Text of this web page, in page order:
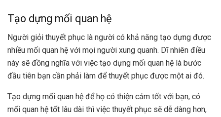
Tạo dựng mối quan hệ
Người giỏi thuyết phục là người có khả năng tạo dựng được
nhiều mối quan hệ với mọi người xung quanh. Dĩ nhiên điều
này sẽ đồng nghĩa với việc tạo dựng mối quan hệ là bước
đầu tiên bạn cần phải làm để thuyết phục được một ai đó.
Tạo dựng mối quan hệ để họ có thiện cảm tốt với bạn, có
mối quan hệ tốt lâu dài thì việc thuyết phục sẽ dễ dàng hơn,